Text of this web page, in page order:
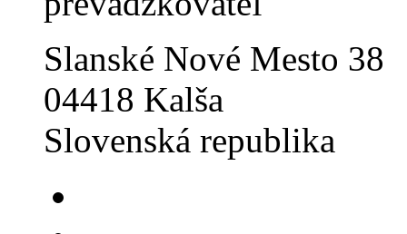
Slanské Nové Mesto 38
04418 Kalša
Slovenská republika